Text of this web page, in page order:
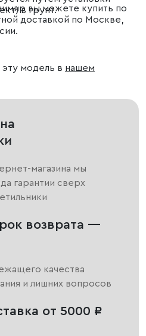
в грунт.
вы можете купить по
доставкой по Москве,
модель в нашем
магазина мы
гарантии сверх
возврата —
качества
и лишних вопросов
от 5000 ₽